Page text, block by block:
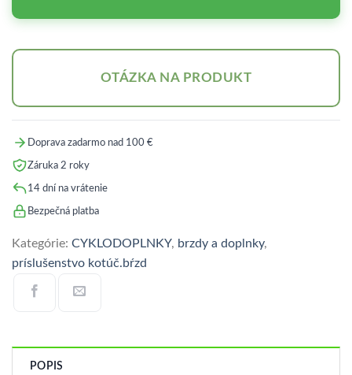
mm
OTÁZKA NA PRODUKT
Doprava zadarmo nad 100 €
Záruka 2 roky
14 dní na vrátenie
Bezpečná platba
Kategórie: CYKLODOPLNKY, brzdy a doplnky,
príslušenstvo kotúč.bŕzd
POPIS